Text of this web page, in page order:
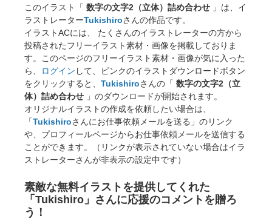
このイラスト「 数字の文字2（立体）詰め合わせ 」は、イ
ラストレーターTukishiroさんの作品です。
イラストACには、 たくさんのイラストレーターの方から
投稿されたフリーイラスト素材・画像を掲載しておりま
す。このページのフリーイラスト素材・画像が気に入った
ら、
ログイン して、ピンクのイラストダウンロードボタン
をクリックすると、 Tukishiroさんの「 数字の文字2（立
体）詰め合わせ 」のダウンロードが開始されます。
オリジナルイラストの作成を依頼したい場合は、
「Tukishiroさんにお仕事依頼メールを送る」のリンク
や、プロフィールページからお仕事依頼メールを送信する
ことができます。（リンクが表示されていない場合はイラ
ストレーターさんが非表示の設定中です）
素敵な無料イラストを提供してくれた
「Tukishiro」さんに応援のコメントを贈ろ
う！